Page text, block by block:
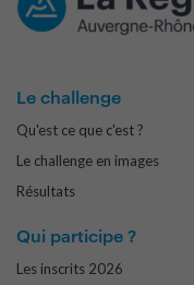
Le challenge
Qu'est ce que c'est ?
Le challenge en images
Résultats
Qui participe ?
Les inscrits 2026